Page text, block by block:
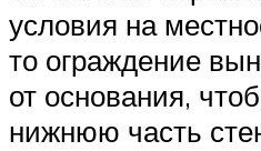
условия на
то ограждение
от основания,
нижнюю часть